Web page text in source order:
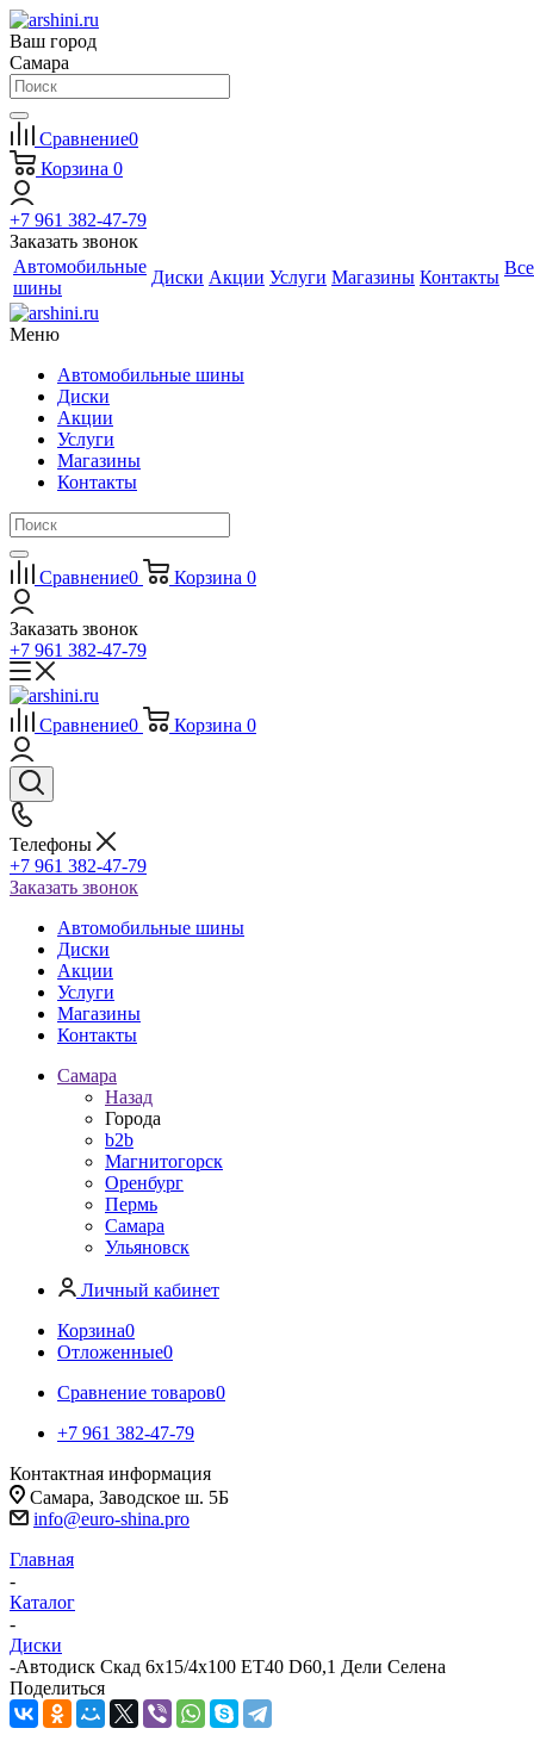
Ваш город
Самара
Сравнение0
Корзина 0
+7 961 382-47-79
Заказать звонок
Автомобильные
шины
Диски Акции Услуги Магазины Контакты Все
Меню
Автомобильные шины
Диски
Акции
Услуги
Магазины
Контакты
Сравнение0 Корзина 0
Заказать звонок
+7 961 382-47-79
Сравнение0 Корзина 0
Телефоны
+7 961 382-47-79
Заказать звонок
Автомобильные шины
Диски
Акции
Услуги
Магазины
Контакты
Самара
Назад
Города
b2b
Магнитогорск
Оренбург
Пермь
Самара
Ульяновск
Личный кабинет
Корзина0
Отложенные0
Сравнение товаров0
+7 961 382-47-79
Контактная информация
Самара, Заводское ш. 5Б
info@euro-shina.pro
Главная
-
Каталог
-
Диски
-Автодиск Скад 6x15/4x100 ET40 D60,1 Дели Селена
Поделиться